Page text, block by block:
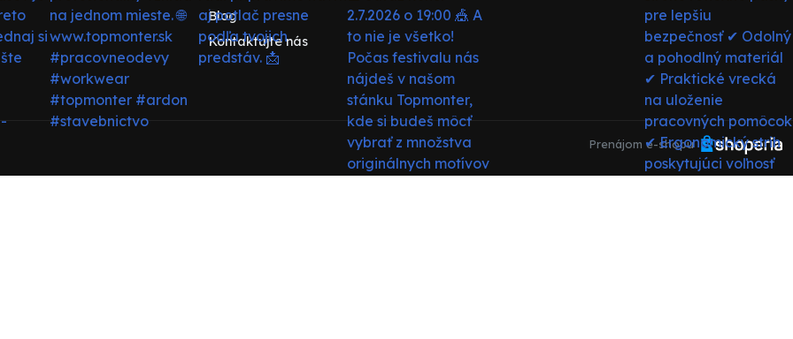
Blog
Kontaktujte nás
Prenájom e-shopu